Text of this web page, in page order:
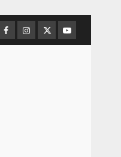
Facebook
Instagram
TwitterYoutube